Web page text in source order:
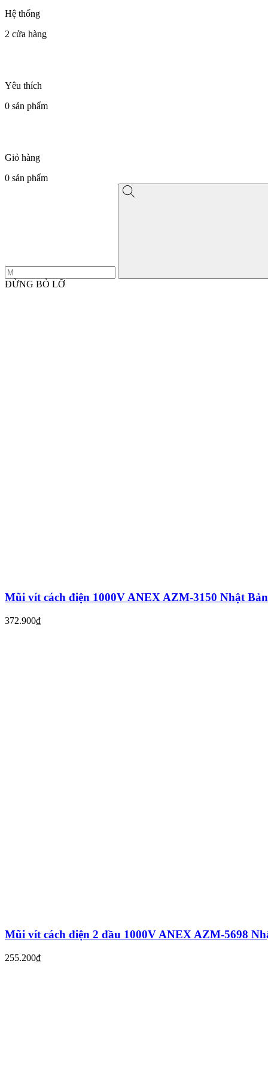
Hệ thống
2 cửa hàng
Yêu thích
0 sản phẩm
Giỏ hàng
0 sản phẩm
ĐỪNG BỎ LỠ
Mũi vít cách điện 1000V ANEX AZM-3150 Nhật Bản
372.900₫
Mũi vít cách điện 2 đầu 1000V ANEX AZM-5698
255.200₫